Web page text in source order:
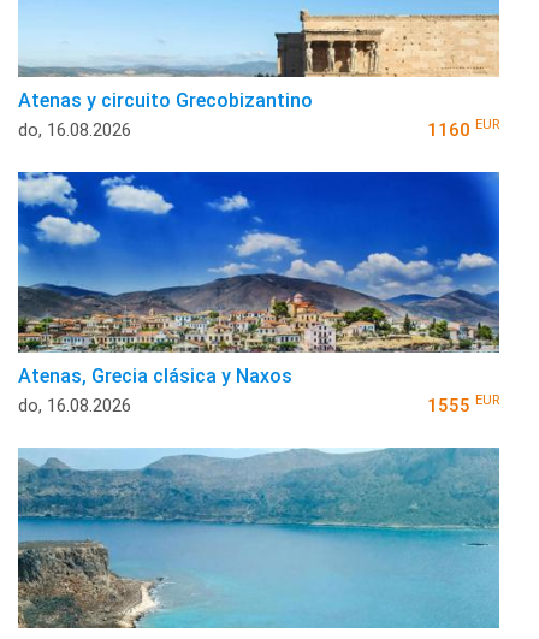
Atenas y circuito Grecobizantino
do, 16.08.2026 1160 EUR
Atenas, Grecia clásica y Naxos
do, 16.08.2026 1555 EUR